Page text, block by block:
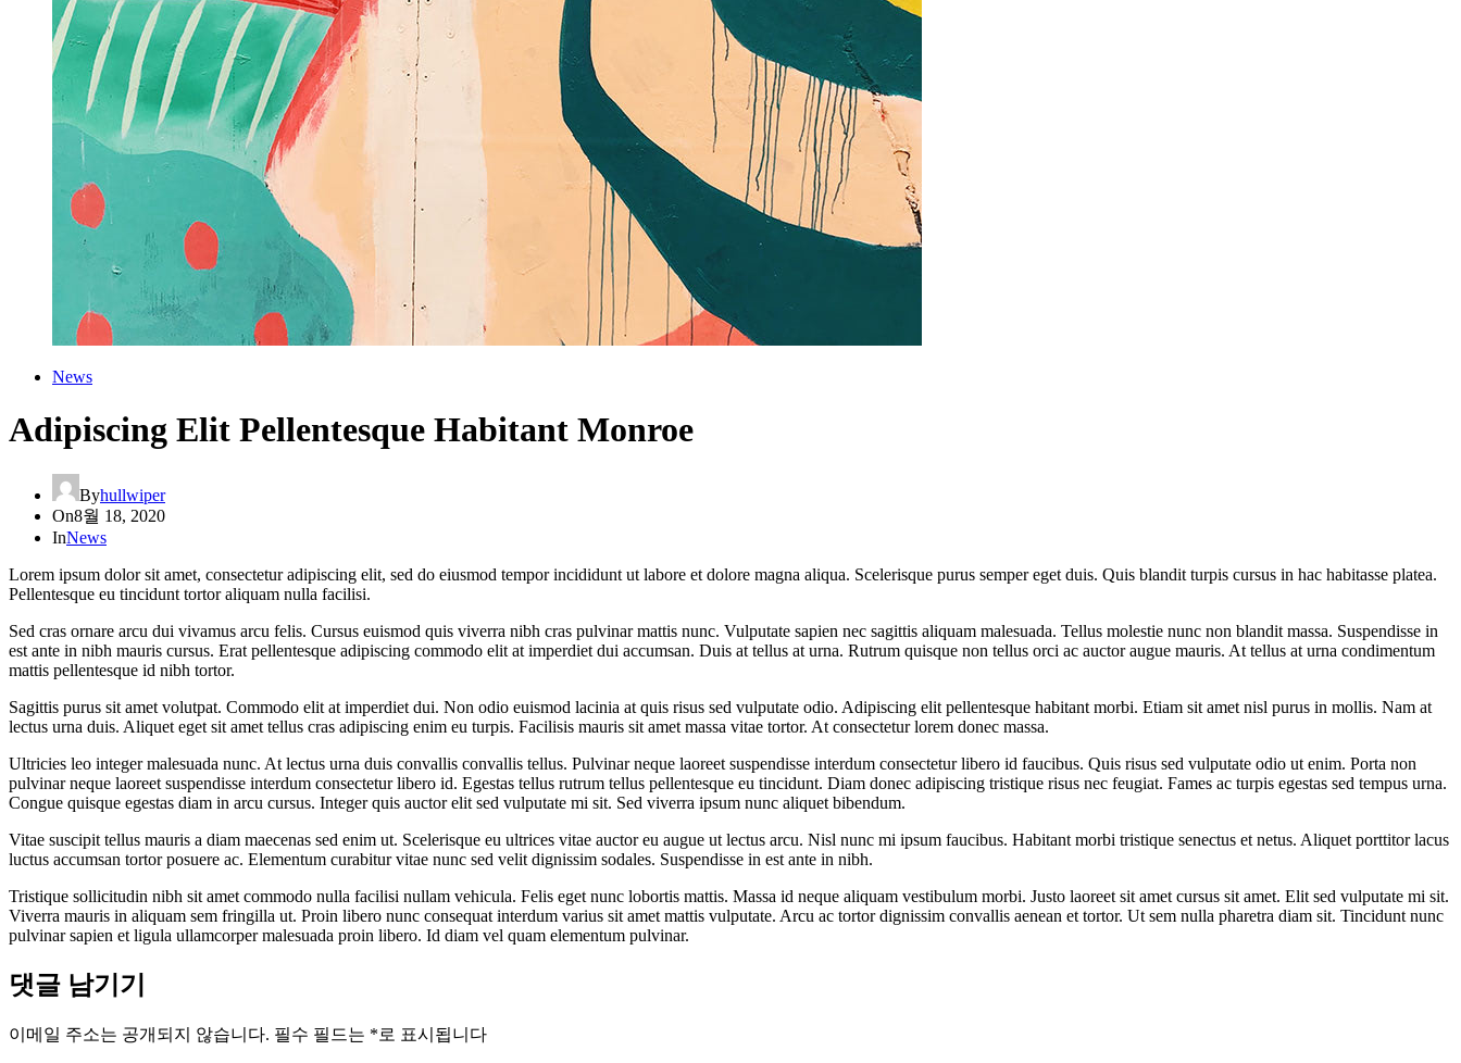
News
Adipiscing Elit Pellentesque Habitant Monroe
Byhullwiper
On8월 18, 2020
InNews
Lorem ipsum dolor sit amet, consectetur adipiscing elit, sed do eiusmod tempor incididunt ut labore et dolore magna aliqua. Scelerisque purus semper eget duis. Quis blandit turpis cursus in hac habitasse platea.
Pellentesque eu tincidunt tortor aliquam nulla facilisi.
Sed cras ornare arcu dui vivamus arcu felis. Cursus euismod quis viverra nibh cras pulvinar mattis nunc. Vulputate sapien nec sagittis aliquam malesuada. Tellus molestie nunc non blandit massa. Suspendisse in
est ante in nibh mauris cursus. Erat pellentesque adipiscing commodo elit at imperdiet dui accumsan. Duis at tellus at urna. Rutrum quisque non tellus orci ac auctor augue mauris. At tellus at urna condimentum
mattis pellentesque id nibh tortor.
Sagittis purus sit amet volutpat. Commodo elit at imperdiet dui. Non odio euismod lacinia at quis risus sed vulputate odio. Adipiscing elit pellentesque habitant morbi. Etiam sit amet nisl purus in mollis. Nam at
lectus urna duis. Aliquet eget sit amet tellus cras adipiscing enim eu turpis. Facilisis mauris sit amet massa vitae tortor. At consectetur lorem donec massa.
Ultricies leo integer malesuada nunc. At lectus urna duis convallis convallis tellus. Pulvinar neque laoreet suspendisse interdum consectetur libero id faucibus. Quis risus sed vulputate odio ut enim. Porta non
pulvinar neque laoreet suspendisse interdum consectetur libero id. Egestas tellus rutrum tellus pellentesque eu tincidunt. Diam donec adipiscing tristique risus nec feugiat. Fames ac turpis egestas sed tempus urna.
Congue quisque egestas diam in arcu cursus. Integer quis auctor elit sed vulputate mi sit. Sed viverra ipsum nunc aliquet bibendum.
Vitae suscipit tellus mauris a diam maecenas sed enim ut. Scelerisque eu ultrices vitae auctor eu augue ut lectus arcu. Nisl nunc mi ipsum faucibus. Habitant morbi tristique senectus et netus. Aliquet porttitor lacus
luctus accumsan tortor posuere ac. Elementum curabitur vitae nunc sed velit dignissim sodales. Suspendisse in est ante in nibh.
Tristique sollicitudin nibh sit amet commodo nulla facilisi nullam vehicula. Felis eget nunc lobortis mattis. Massa id neque aliquam vestibulum morbi. Justo laoreet sit amet cursus sit amet. Elit sed vulputate mi sit.
Viverra mauris in aliquam sem fringilla ut. Proin libero nunc consequat interdum varius sit amet mattis vulputate. Arcu ac tortor dignissim convallis aenean et tortor. Ut sem nulla pharetra diam sit. Tincidunt nunc
pulvinar sapien et ligula ullamcorper malesuada proin libero. Id diam vel quam elementum pulvinar.
댓글 남기기
이메일 주소는 공개되지 않습니다. 필수 필드는 *로 표시됩니다